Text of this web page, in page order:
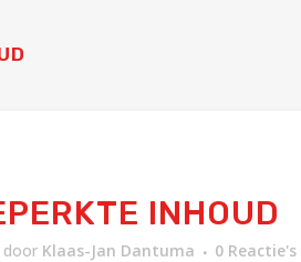
INHOUD
door Klaas-Jan Dantuma 0 Reactie's